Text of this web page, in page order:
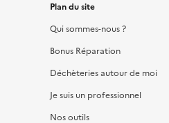
Plan du site
Qui sommes-nous ?
Bonus Réparation
Déchèteries autour de moi
Je suis un professionnel
Nos outils